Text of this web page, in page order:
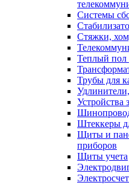
Системы
Стяжки,
Теплый пол
Трубы для
Штеккеры
Щиты и
приборов
Щиты учета